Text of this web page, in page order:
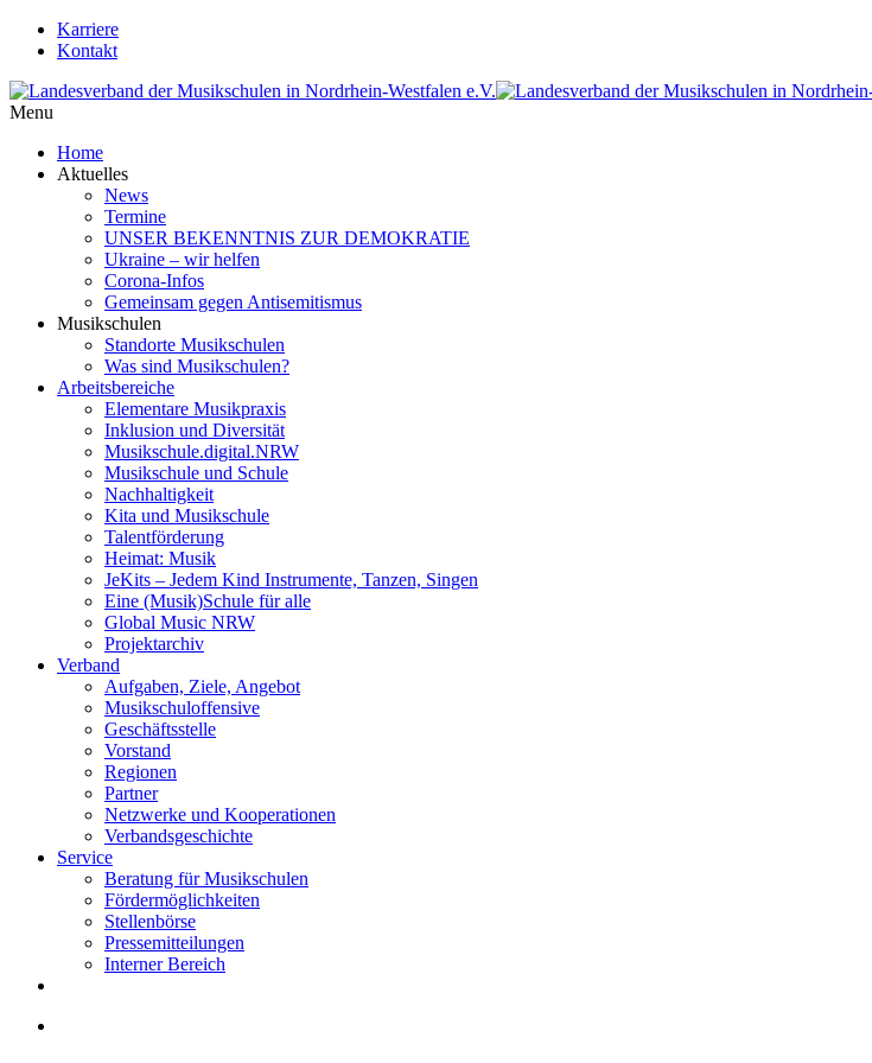
Karriere
Kontakt
Menu
Home
Aktuelles
News
Termine
UNSER BEKENNTNIS ZUR DEMOKRATIE
Ukraine – wir helfen
Corona-Infos
Gemeinsam gegen Antisemitismus
Musikschulen
Standorte Musikschulen
Was sind Musikschulen?
Arbeitsbereiche
Elementare Musikpraxis
Inklusion und Diversität
Musikschule.digital.NRW
Musikschule und Schule
Nachhaltigkeit
Kita und Musikschule
Talentförderung
Heimat: Musik
JeKits – Jedem Kind Instrumente, Tanzen, Singen
Eine (Musik)Schule für alle
Global Music NRW
Projektarchiv
Verband
Aufgaben, Ziele, Angebot
Musikschuloffensive
Geschäftsstelle
Vorstand
Regionen
Partner
Netzwerke und Kooperationen
Verbandsgeschichte
Service
Beratung für Musikschulen
Fördermöglichkeiten
Stellenbörse
Pressemitteilungen
Interner Bereich